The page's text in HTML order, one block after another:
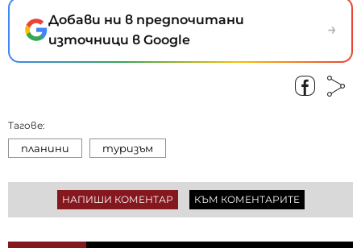
Добави ни в предпочитани
източници в Google
→
Тагове:
планини туризъм
НАПИШИ КОМЕНТАР КЪМ КОМЕНТАРИТЕ